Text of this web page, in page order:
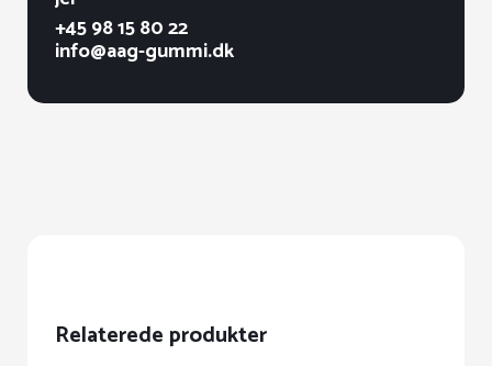
+45 98 15 80 22
info@aag-gummi.dk
Relaterede produkter